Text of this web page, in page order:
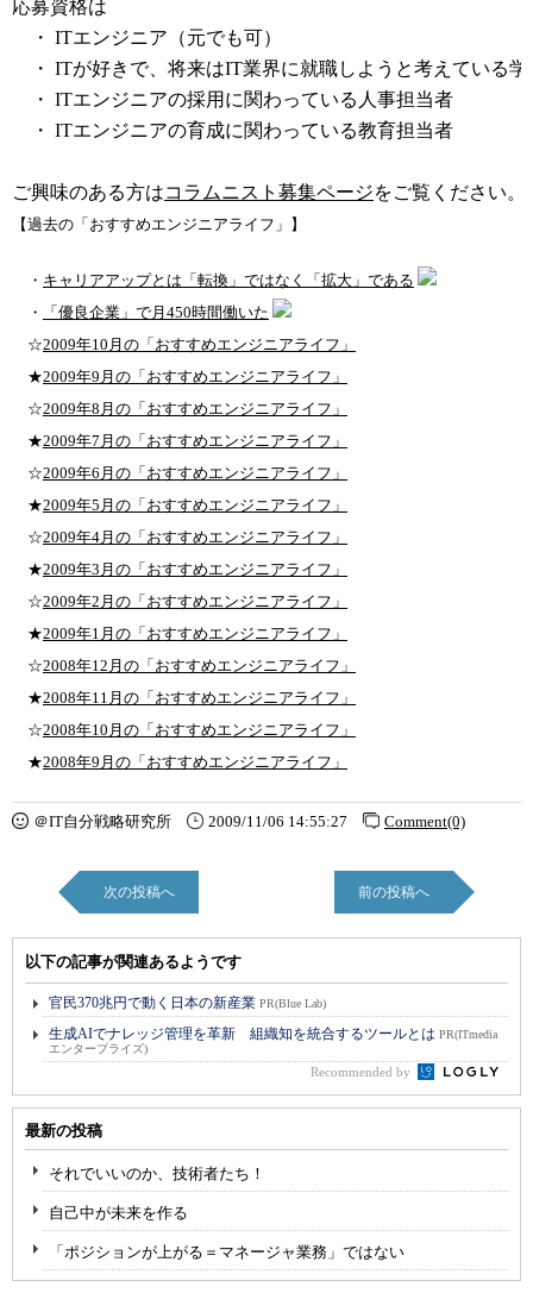
応募資格は
・ ITエンジニア（元でも可）
・ ITが好きで、将来はIT業界に就職しようと考えている学
・ ITエンジニアの採用に関わっている人事担当者
・ ITエンジニアの育成に関わっている教育担当者
ご興味のある方はコラムニスト募集ページをご覧ください。
【過去の「おすすめエンジニアライフ」】
・ キャリアアップとは「転換」ではなく「拡大」である
・
「優良企業」で月450時間働いた
☆2009年10月の「おすすめエンジニアライフ」
★2009年9月の「おすすめエンジニアライフ」
☆2009年8月の「おすすめエンジニアライフ」
★2009年7月の「おすすめエンジニアライフ」
☆2009年6月の「おすすめエンジニアライフ」
★2009年5月の「おすすめエンジニアライフ」
☆2009年4月の「おすすめエンジニアライフ」
★2009年3月の「おすすめエンジニアライフ」
☆2009年2月の「おすすめエンジニアライフ」
★2009年1月の「おすすめエンジニアライフ」
☆2008年12月の「おすすめエンジニアライフ」
★2008年11月の「おすすめエンジニアライフ」
☆2008年10月の「おすすめエンジニアライフ」
★2008年9月の「おすすめエンジニアライフ」
＠IT自分戦略研究所 2009/11/06 14:55:27 Comment(0)
次の投稿へ 前の投稿へ
以下の記事が関連あるようです
官民370兆円で動く日本の新産業 PR(Blue Lab)
生成AIでナレッジ管理を革新 組織知を統合するツールとは PR(ITmedia
エンタープライズ)
Recommended by
最新の投稿
それでいいのか、技術者たち！
自己中が未来を作る
「ポジションが上がる＝マネージャ業務」ではない